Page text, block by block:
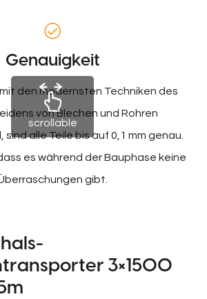
Genauigkeit
den modernsten Techniken des
von Blechen und Rohren
alle Teile bis auf 0,1 mm genau.
es während der Bauphase keine
gibt.
scrollable
3×1500